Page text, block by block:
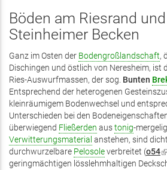
Böden am Riesrand
Steinheimer Becken
Ganz im Osten der Bodengroßlandschaft,
Dischingen und östlich von Neresheim, ist
Ries-Auswurfmassen, der sog. Bunten
Entsprechend der heterogenen
kleinräumigem Bodenwechsel und
Unterschieden bei den
überwiegend Fließerden austonig-
Verwitterungsmaterial anstehen, sind
durchwurzelbare Pelosoleverbreitet (o54
geringmächtigen lösslehmhaltigen